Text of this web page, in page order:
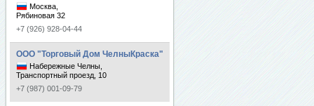
Москва,
Рябиновая 32
+7 (926) 928-04-44
ООО "Торговый Дом ЧелныКраска"
Набережные Челны,
Транспортный проезд, 10
+7 (987) 001-09-79